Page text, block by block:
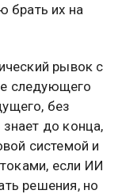
брать их на
рывок с
следующего
без
до конца,
системой и
если ИИ
решения, но